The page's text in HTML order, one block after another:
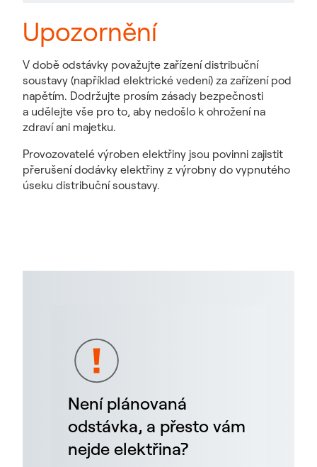
Upozornění
V době odstávky považujte zařízení distribuční
soustavy (například elektrické vedení) za zařízení pod
napětím. Dodržujte prosím zásady bezpečnosti
a udělejte vše pro to, aby nedošlo k ohrožení na
zdraví ani majetku.
Provozovatelé výroben elektřiny jsou povinni zajistit
přerušení dodávky elektřiny z výrobny do vypnutého
úseku distribuční soustavy.
Není plánovaná
odstávka, a přesto vám
nejde elektřina?